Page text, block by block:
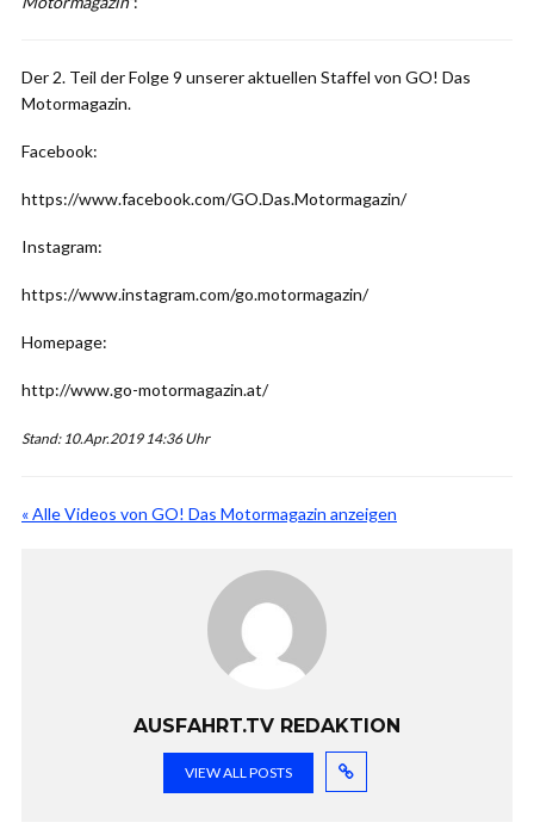
Der 2. Teil der Folge 9 unserer aktuellen Staffel von GO! Das
Motormagazin.
Facebook:
https://www.facebook.com/GO.Das.Motormagazin/
Instagram:
https://www.instagram.com/go.motormagazin/
Homepage:
http://www.go-motormagazin.at/
Stand: 10.Apr.2019 14:36 Uhr
« Alle Videos von GO! Das Motormagazin anzeigen
AUSFAHRT.TV REDAKTION
VIEW ALL POSTS